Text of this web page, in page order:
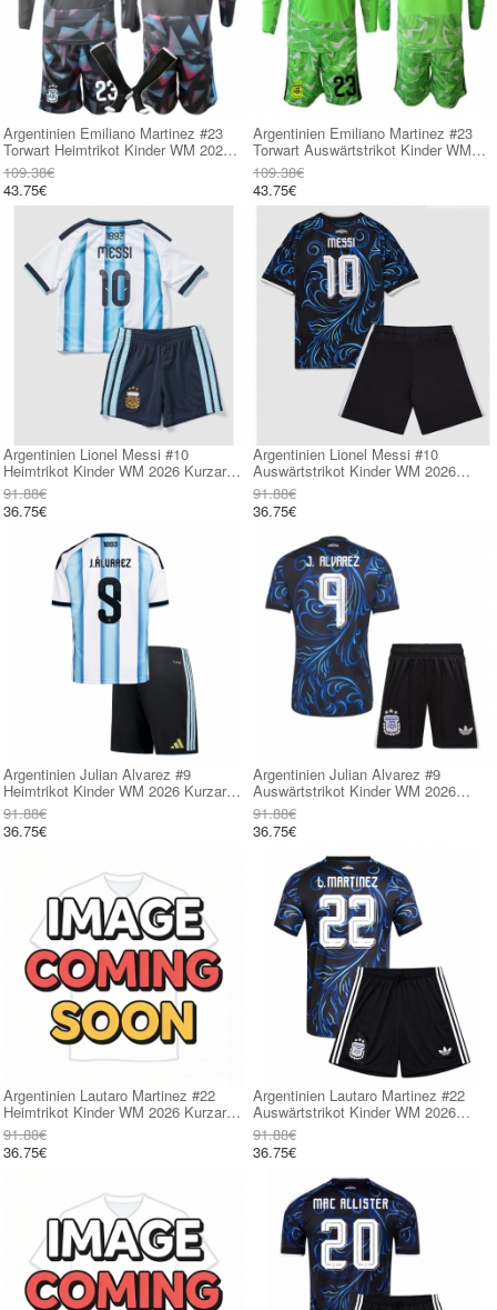
Argentinien Emiliano Martinez #23
Torwart Heimtrikot Kinder WM 2026
Langarm (+ kurze hosen)
109.38€
43.75€
Argentinien Emiliano Martinez #23
Torwart Auswärtstrikot Kinder WM
2026 Langarm (+ kurze hosen)
109.38€
43.75€
Argentinien Lionel Messi #10
Heimtrikot Kinder WM 2026 Kurzarm
(+ kurze hosen)
91.88€
36.75€
Argentinien Lionel Messi #10
Auswärtstrikot Kinder WM 2026
Kurzarm (+ kurze hosen)
91.88€
36.75€
Argentinien Julian Alvarez #9
Heimtrikot Kinder WM 2026 Kurzarm
(+ kurze hosen)
91.88€
36.75€
Argentinien Julian Alvarez #9
Auswärtstrikot Kinder WM 2026
Kurzarm (+ kurze hosen)
91.88€
36.75€
Argentinien Lautaro Martinez #22
Heimtrikot Kinder WM 2026 Kurzarm
(+ kurze hosen)
91.88€
36.75€
Argentinien Lautaro Martinez #22
Auswärtstrikot Kinder WM 2026
Kurzarm (+ kurze hosen)
91.88€
36.75€